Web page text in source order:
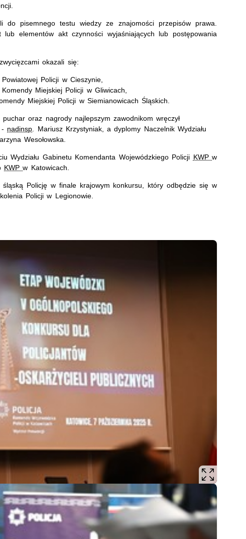
do pisemnego testu wiedzy ze znajomości przepisów prawa.
elementów akt czynności wyjaśniających lub postępowania
okazali się:
Policji w Cieszynie,
Miejskiej Policji w Gliwicach,
Miejskiej Policji w Siemianowicach Śląskich.
oraz nagrody najlepszym zawodnikom wręczył
nadinsp. Mariusz Krzystyniak, a dyplomy Naczelnik Wydziału
Wesołowska.
Wydziału Gabinetu Komendanta Wojewódzkiego Policji KWP w
KWPw Katowicach.
Policję w finale krajowym konkursu, który odbędzie się w
Policji w Legionowie.